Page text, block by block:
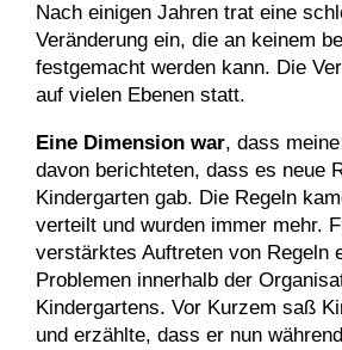
Nach einigen Jahren trat eine
Veränderung ein, die an keinem
festgemacht werden kann. Die
auf vielen Ebenen statt.
Eine Dimension war, dass
davon berichteten, dass es neue
Kindergarten gab. Die Regeln
verteilt und wurden immer mehr.
verstärktes Auftreten von Regeln
Problemen innerhalb der
Kindergartens. Vor Kurzem saß
und erzählte, dass er nun